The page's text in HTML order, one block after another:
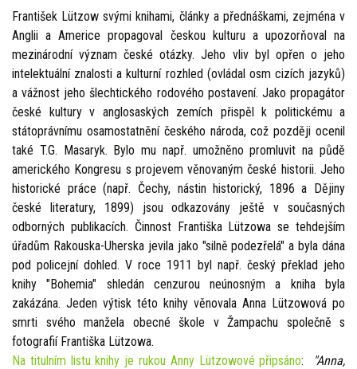
František Lützow svými knihami, články a přednáškami, zejména v
Anglii a Americe propagoval českou kulturu a upozorňoval na
mezinárodní význam české otázky. Jeho vliv byl opřen o jeho
intelektuální znalosti a kulturní rozhled (ovládal osm cizích jazyků)
a vážnost jeho šlechtického rodového postavení. Jako propagátor
české kultury v anglosaských zemích přispěl k politickému a
státoprávnímu osamostatnění českého národa, což později ocenil
také T.G. Masaryk. Bylo mu např. umožněno promluvit na půdě
amerického Kongresu s projevem věnovaným české historii. Jeho
historické práce (např. Čechy, nástin historický, 1896 a Dějiny
české literatury, 1899) jsou odkazovány ještě v současných
odborných publikacích. Činnost Františka Lützowa se tehdejším
úřadům Rakouska-Uherska jevila jako "silně podezřelá" a byla dána
pod policejní dohled. V roce 1911 byl např. český překlad jeho
knihy "Bohemia" shledán cenzurou neúnosným a kniha byla
zakázána. Jeden výtisk této knihy věnovala Anna Lützowová po
smrti svého manžela obecné škole v Žampachu společně s
fotografií Františka Lützowa.
Na titulním listu knihy je rukou Anny Lützowové připsáno: "Anna,